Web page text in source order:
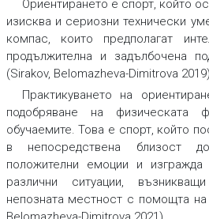
Ориентирането е спорт, който
изисква и сериозни технически
компас, които предполагат
продължителна и задълбочена
(Sirakov, Belomazheva-Dimitrova
Практикуването на
подобряване на
обучаемите. Това е спорт, който
в непосредствена близост
положителни емоции и
различни ситуации,
непозната местност с помощта